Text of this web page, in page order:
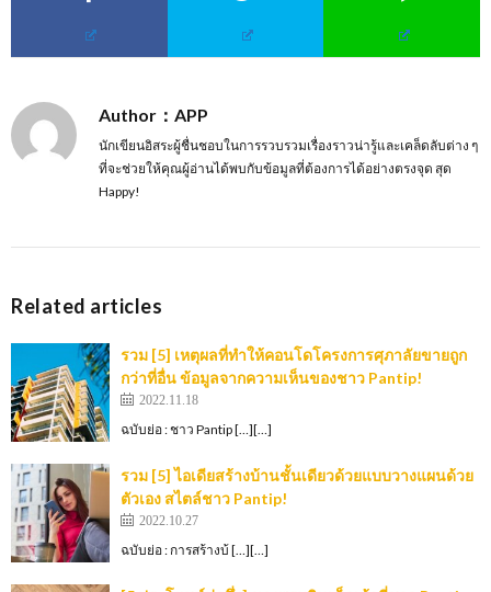
Author：APP
นักเขียนอิสระผู้ชื่นชอบในการรวบรวมเรื่องราวน่ารู้และเคล็ดลับต่าง ๆ
ที่จะช่วยให้คุณผู้อ่านได้พบกับข้อมูลที่ต้องการได้อย่างตรงจุด สุด
Happy!
Related articles
รวม [5] เหตุผลที่ทำให้คอนโดโครงการศุภาลัยขายถูก
กว่าที่อื่น ข้อมูลจากความเห็นของชาว Pantip!
2022.11.18
ฉบับย่อ : ชาว Pantip […][…]
รวม [5] ไอเดียสร้างบ้านชั้นเดียวด้วยแบบวางแผนด้วย
ตัวเอง สไตล์ชาว Pantip!
2022.10.27
ฉบับย่อ : การสร้างบ้ […][…]